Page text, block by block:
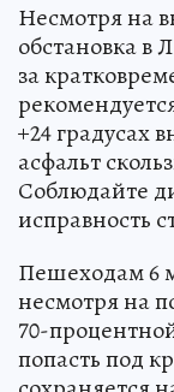
Несмотря на
обстановка в
за
+24 градусах
асфальт
Соблюдайте
исправность
Пешеходам 6
несмотря на
70-
попасть под